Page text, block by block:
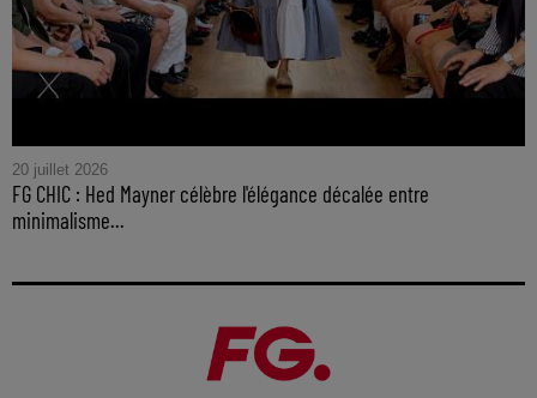
20 juillet 2026
FG CHIC : Hed Mayner célèbre l'élégance décalée entre
minimalisme...